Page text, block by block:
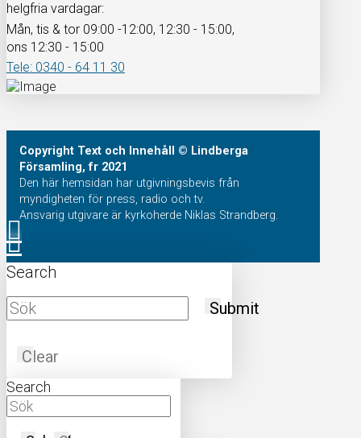
helgfria vardagar:
Mån, tis & tor 09:00 -12:00, 12:30 - 15:00,
ons 12:30 - 15:00
Tele: 0340 - 64 11 30
Copyright Text och Innehåll
© Lindberga
Församling, fr 2021
Den här hemsidan har utgivningsbevis från
myndigheten för press, radio och tv.
Ansvarig utgivare är kyrkoherde Niklas Strandberg.
Search
Submit
Clear
Search